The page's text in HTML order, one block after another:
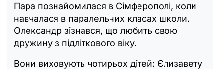
Пара познайомилася в Сімферополі, коли
навчалася в паралельних класах школи.
Олександр зізнався, що любить свою
дружину з підліткового віку.
Вони виховують чотирьох дітей: Єлизавету